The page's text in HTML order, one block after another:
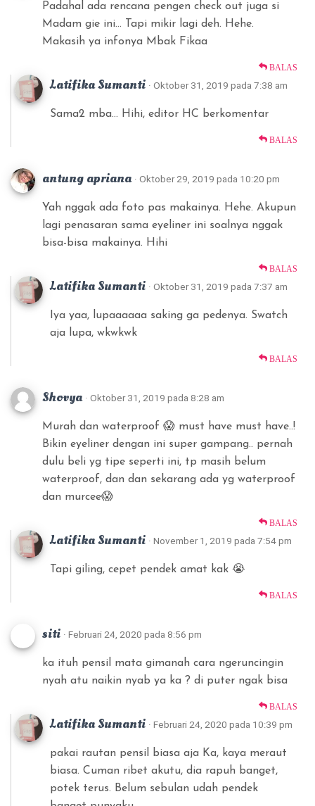
Padahal ada rencana pengen check out juga si
Madam gie ini… Tapi mikir lagi deh. Hehe.
Makasih ya infonya Mbak Fikaa
BALAS
Latifika Sumanti · Oktober 31, 2019 pada 7:38 am
Sama2 mba… Hihi, editor HC berkomentar
BALAS
antung apriana · Oktober 29, 2019 pada 10:20 pm
Yah nggak ada foto pas makainya. Hehe. Akupun
lagi penasaran sama eyeliner ini soalnya nggak
bisa-bisa makainya. Hihi
BALAS
Latifika Sumanti · Oktober 31, 2019 pada 7:37 am
Iya yaa, lupaaaaaa saking ga pedenya. Swatch
aja lupa, wkwkwk
BALAS
Shovya · Oktober 31, 2019 pada 8:28 am
Murah dan waterproof 😱 must have must have..!
Bikin eyeliner dengan ini super gampang.. pernah
dulu beli yg tipe seperti ini, tp masih belum
waterproof, dan dan sekarang ada yg waterproof
dan murcee😱
BALAS
Latifika Sumanti · November 1, 2019 pada 7:54 pm
Tapi giling, cepet pendek amat kak 😭
BALAS
siti · Februari 24, 2020 pada 8:56 pm
ka ituh pensil mata gimanah cara ngeruncingin
nyah atu naikin nyab ya ka ? di puter ngak bisa
BALAS
Latifika Sumanti · Februari 24, 2020 pada 10:39 pm
pakai rautan pensil biasa aja Ka, kaya meraut
biasa. Cuman ribet akutu, dia rapuh banget,
potek terus. Belum sebulan udah pendek